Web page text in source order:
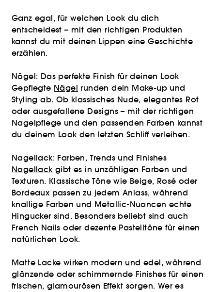
Ganz egal, für welchen Look du dich
entscheidest – mit den richtigen Produkten
kannst du mit deinen Lippen eine Geschichte
erzählen.
Nägel: Das perfekte Finish für deinen Look
Gepflegte Nägel runden dein Make-up und
Styling ab. Ob klassisches Nude, elegantes Rot
oder ausgefallene Designs – mit der richtigen
Nagelpflege und den passenden Farben kannst
du deinem Look den letzten Schliff verleihen.
Nagellack: Farben, Trends und Finishes
Nagellackgibt es in unzähligen Farben und
Texturen. Klassische Töne wie Beige, Rosé oder
Bordeaux passen zu jedem Anlass, während
knallige Farben und Metallic-Nuancen echte
Hingucker sind. Besonders beliebt sind auch
French Nails oder dezente Pastelltöne für einen
natürlichen Look.
Matte Lacke wirken modern und edel, während
glänzende oder schimmernde Finishes für einen
frischen, glamourösen Effekt sorgen. Wer es